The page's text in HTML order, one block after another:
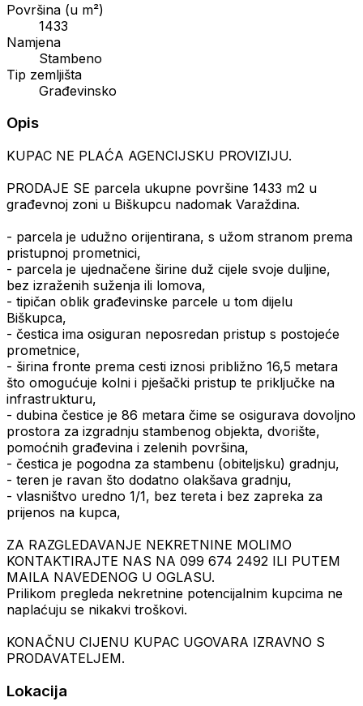
Površina (u m²)
1433
Namjena
Stambeno
Tip zemljišta
Građevinsko
Opis
KUPAC NE PLAĆA AGENCIJSKU PROVIZIJU.
PRODAJE SE parcela ukupne površine 1433 m2 u
građevnoj zoni u Biškupcu nadomak Varaždina.
- parcela je udužno orijentirana, s užom stranom prema
pristupnoj prometnici,
- parcela je ujednačene širine duž cijele svoje duljine,
bez izraženih suženja ili lomova,
- tipičan oblik građevinske parcele u tom dijelu
Biškupca,
- čestica ima osiguran neposredan pristup s postojeće
prometnice,
- širina fronte prema cesti iznosi približno 16,5 metara
što omogućuje kolni i pješački pristup te priključke na
infrastrukturu,
- dubina čestice je 86 metara čime se osigurava dovoljno
prostora za izgradnju stambenog objekta, dvorište,
pomoćnih građevina i zelenih površina,
- čestica je pogodna za stambenu (obiteljsku) gradnju,
- teren je ravan što dodatno olakšava gradnju,
- vlasništvo uredno 1/1, bez tereta i bez zapreka za
prijenos na kupca,
ZA RAZGLEDAVANJE NEKRETNINE MOLIMO
KONTAKTIRAJTE NAS NA 099 674 2492 ILI PUTEM
MAILA NAVEDENOG U OGLASU.
Prilikom pregleda nekretnine potencijalnim kupcima ne
naplaćuju se nikakvi troškovi.
KONAČNU CIJENU KUPAC UGOVARA IZRAVNO S
PRODAVATELJEM.
Lokacija